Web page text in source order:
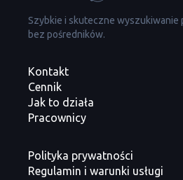
Szybkie i skuteczne wyszukiwanie
bez pośredników.
Kontakt
Cennik
Jak to działa
Pracownicy
Polityka prywatności
Regulamin i warunki usługi